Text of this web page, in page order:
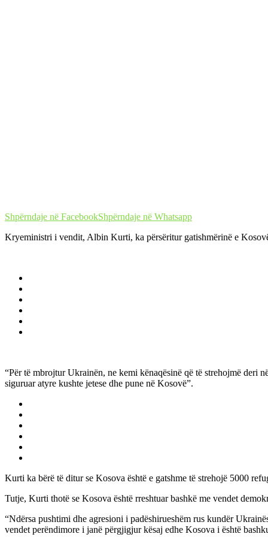
Shpërndaje në FacebookShpërndaje në Whatsapp
Kryeministri i vendit, Albin Kurti, ka përsëritur gatishmërinë e
“Për të mbrojtur Ukrainën, ne kemi kënaqësinë që të strehojmë deri
siguruar atyre kushte jetese dhe pune në Kosovë”.
Kurti ka bërë të ditur se Kosova është e gatshme të strehojë 5000
Tutje, Kurti thotë se Kosova është rreshtuar bashkë me vendet
“Ndërsa pushtimi dhe agresioni i padëshirueshëm rus kundër
vendet perëndimore i janë përgjigjur kësaj edhe Kosova i është